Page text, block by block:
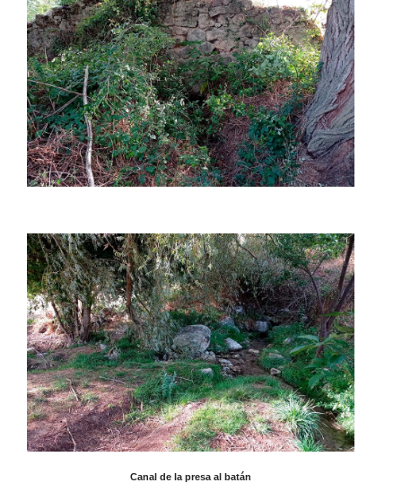
Canal de la presa al batán